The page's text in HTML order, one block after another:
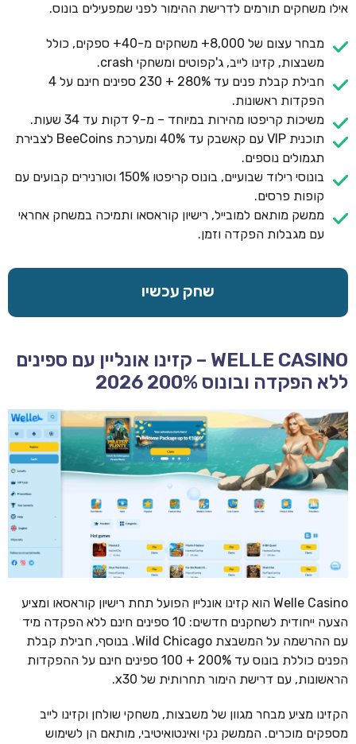
אילו משחקים תורמים לדרישת ההימור לפני שמפעילים בונוס.
מבחר עצום של 8,000+ משחקים מ-40+ ספקים, כולל
משבצות, קזינו לייב, ג'קפוטים ומשחקי crash.
חבילת קבלת פנים עד 280% + 230 ספינים חינם על 4
הפקדות ראשונות.
משיכות קריפטו מהירות במיוחד – מ-9 דקות עד 34 שעות.
תוכנית VIP עם קאשבק עד 40% ומערכת BeeCoins לצבירת
תגמולים נוספים.
בונוסי רילוד שבועיים, בונוס קריפטו 150% וטורנירים קבועים עם
קופות פרסים.
ממשק מותאם למובייל, רישיון קוראסאו ותמיכה במשחק אחראי
עם מגבלות הפקדה וזמן.
שחק עכשיו
WELLE CASINO – קזינו אונליין עם ספינים
ללא הפקדה ובונוס 200% 2026
Welle Casino הוא קזינו אונליין הפועל תחת רישיון קוראסאו ומציע
הצעה ייחודית לשחקנים חדשים: 10 ספינים חינם ללא הפקדה מיד
עם ההרשמה על המשבצת Wild Chicago. בנוסף, חבילת קבלת
הפנים כוללת בונוס עד 200% + 100 ספינים חינם על ההפקדות
הראשונות, עם דרישת הימור תחרותית של x30.
הקזינו מציע מבחר מגוון של משבצות, משחקי שולחן וקזינו לייב
מספקים מוכרים. הממשק נקי ואינטואיטיבי, מותאם הן לשימוש